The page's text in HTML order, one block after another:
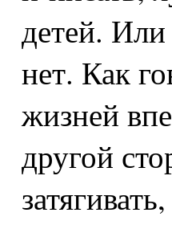
детей.
нет. Как
жизней
другой